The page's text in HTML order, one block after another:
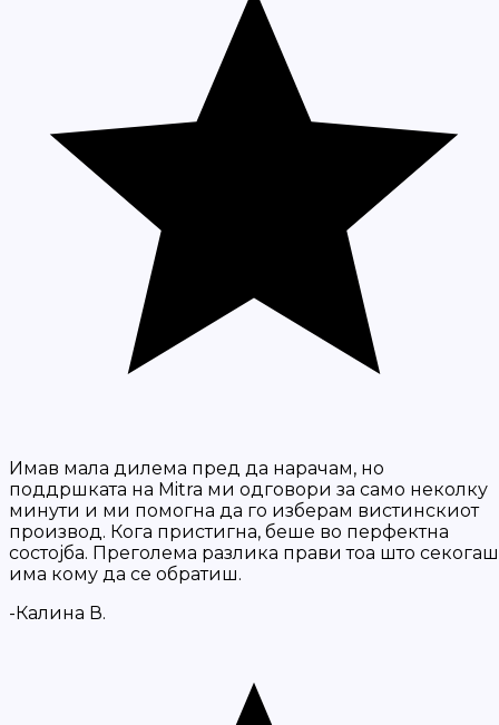
Имав мала дилема пред да нарачам, но
поддршката на Mitra ми одговори за само неколку
минути и ми помогна да го изберам вистинскиот
производ. Кога пристигна, беше во перфектна
состојба. Преголема разлика прави тоа што секогаш
има кому да се обратиш.
-Калина В.